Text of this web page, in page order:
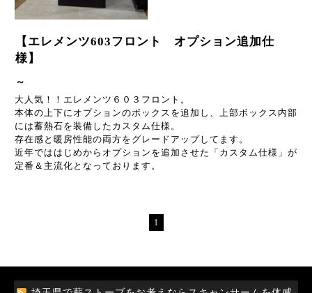
【エレメンツ603フロント オプション追加仕
様】
～
大人気！！エレメンツ６０３フロント。
本体の上下にオプションのボックスを追加し、上部ボックス内部
には蓄熱石を装備したカスタム仕様。
存在感と暖房性能の両方をグレードアップしてます。
近年でははじめからオプションを追加させた「カスタム仕様」が
定番＆主流化となっております。
1